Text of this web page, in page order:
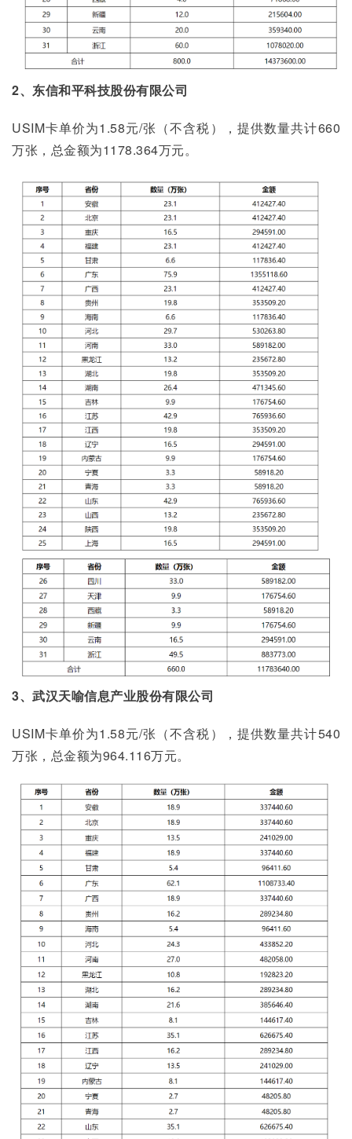
2、东信和平科技股份有限公司
USIM卡单价为1.58元/张（不含税），提供数量共计660
万张，总金额为1178.364万元。
3、武汉天喻信息产业股份有限公司
USIM卡单价为1.58元/张（不含税），提供数量共计540
万张，总金额为964.116万元。